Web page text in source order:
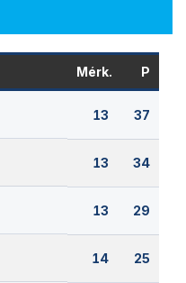
Mérk. P
13 37
13 34
13 29
14 25